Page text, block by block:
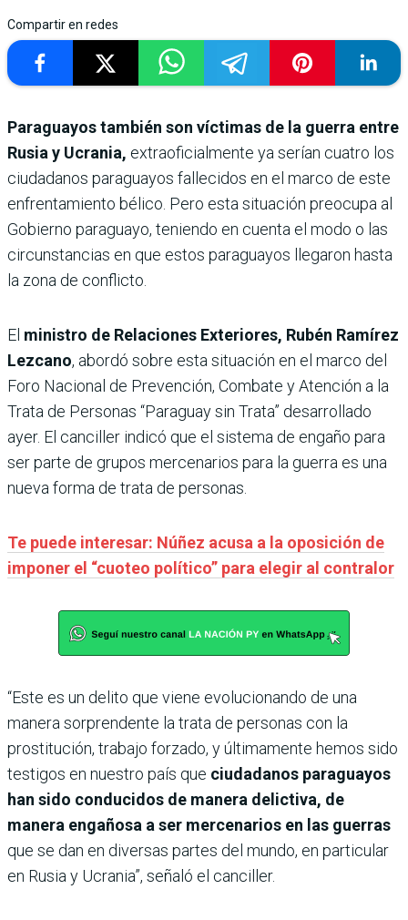
Compartir en redes
Paraguayos también son víctimas de la guerra entre
Rusia y Ucrania, extraoficialmente ya serían cuatro los
ciudadanos paraguayos fallecidos en el marco de este
enfrentamiento bélico. Pero esta situación preocupa al
Gobierno paraguayo, teniendo en cuenta el modo o las
circunstancias en que estos paraguayos llegaron hasta
la zona de conflicto.
El ministro de Relaciones Exteriores, Rubén Ramírez
Lezcano, abordó sobre esta situación en el marco del
Foro Nacional de Prevención, Combate y Atención a la
Trata de Personas “Paraguay sin Trata” desarrollado
ayer. El canciller indicó que el sistema de engaño para
ser parte de grupos mercenarios para la guerra es una
nueva forma de trata de personas.
Te puede interesar: Núñez acusa a la oposición de
imponer el “cuoteo político” para elegir al contralor
“Este es un delito que viene evolucionando de una
manera sorprendente la trata de personas con la
prostitución, trabajo forzado, y últimamente hemos sido
testigos en nuestro país que ciudadanos paraguayos
han sido conducidos de manera delictiva, de
manera engañosa a ser mercenarios en las guerras
que se dan en diversas partes del mundo, en particular
en Rusia y Ucrania”, señaló el canciller.